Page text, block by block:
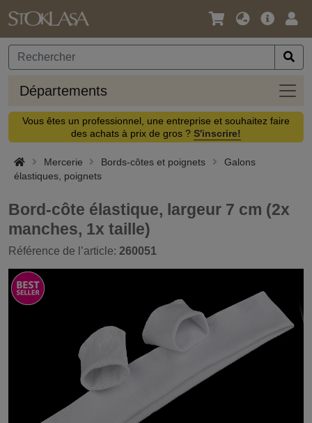
Langue
Devise
Offre
Départements
Vous êtes un professionnel, une entreprise et souhaitez faire
des achats à prix de gros ? S'inscrire!
Mercerie Bords-côtes et poignets
Galons
élastiques, poignets
Bord-côte élastique, largeur 7 cm (2x
manches, 1x taille)
Référence de l’article: 260051